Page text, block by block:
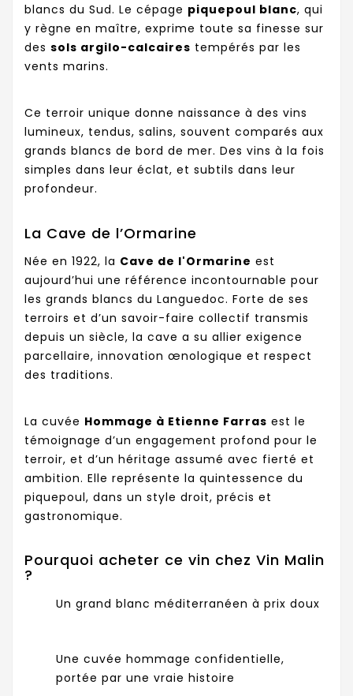
blancs du Sud. Le cépage piquepoul blanc, qui
y règne en maître, exprime toute sa finesse sur
des sols argilo-calcaires tempérés par les
vents marins.
Ce terroir unique donne naissance à des vins
lumineux, tendus, salins, souvent comparés aux
grands blancs de bord de mer. Des vins à la fois
simples dans leur éclat, et subtils dans leur
profondeur.
La Cave de l’Ormarine
Née en 1922, la Cave de l'Ormarine est
aujourd’hui une référence incontournable pour
les grands blancs du Languedoc. Forte de ses
terroirs et d’un savoir-faire collectif transmis
depuis un siècle, la cave a su allier exigence
parcellaire, innovation œnologique et respect
des traditions.
La cuvée Hommage à Etienne Farras est le
témoignage d’un engagement profond pour le
terroir, et d’un héritage assumé avec fierté et
ambition. Elle représente la quintessence du
piquepoul, dans un style droit, précis et
gastronomique.
Pourquoi acheter ce vin chez Vin Malin
?
Un grand blanc méditerranéen à prix doux
Une cuvée hommage confidentielle,
portée par une vraie histoire